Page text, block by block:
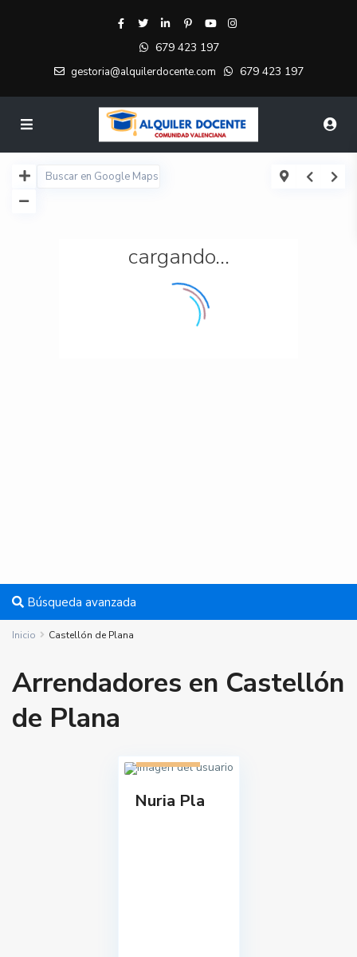
679 423 197
gestoria@alquilerdocente.com 679 423 197
cargando...
Búsqueda avanzada
Inicio Castellón de Plana
Arrendadores en Castellón
de Plana
Nuria Pla